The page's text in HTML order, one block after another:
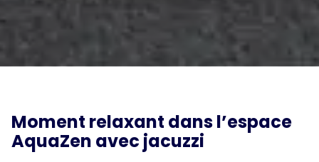
Moment relaxant dans l’espace
AquaZen avec jacuzzi